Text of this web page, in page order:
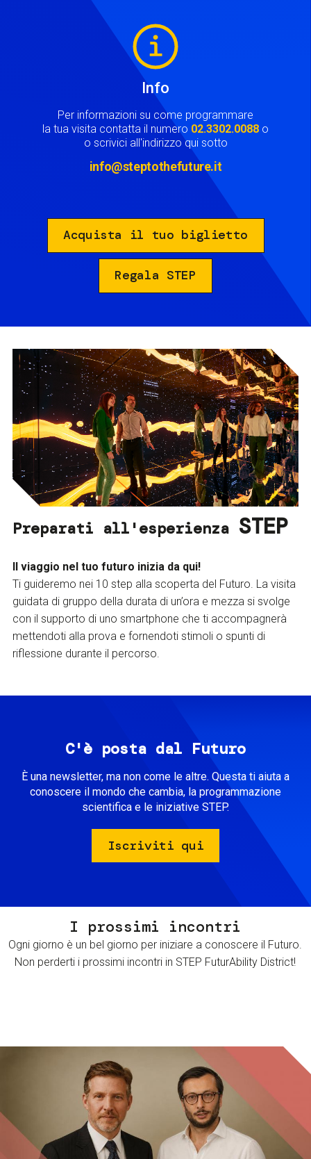
Info
Per informazioni su come programmare
la tua visita contatta il numero 02.3302.0088 o
o scrivici all'indirizzo qui sotto
info@steptothefuture.it
Acquista il tuo biglietto
Regala STEP
Preparati all'esperienza STEP
Il viaggio nel tuo futuro inizia da qui!
Ti guideremo nei 10 step alla scoperta del Futuro. La visita
guidata di gruppo della durata di un’ora e mezza si svolge
con il supporto di uno smartphone che ti accompagnerà
mettendoti alla prova e fornendoti stimoli o spunti di
riflessione durante il percorso.
C'è posta dal Futuro
È una newsletter, ma non come le altre. Questa ti aiuta a
conoscere il mondo che cambia, la programmazione
scientifica e le iniziative STEP.
Iscriviti qui
I prossimi incontri
Ogni giorno è un bel giorno per iniziare a conoscere il Futuro.
Non perderti i prossimi incontri in STEP FuturAbility District!